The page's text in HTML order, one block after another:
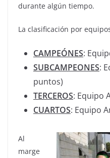
durante algún tiempo.
La clasificación por
CAMPEÓNES:
SUBCAMPEONES:
puntos)
TERCEROS: Equipo
CUARTOS: Equipo
Al
marge